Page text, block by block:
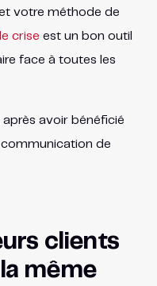
votre méthode de
crise est un bon outil
face à toutes les
après avoir bénéficié
de
clients
même